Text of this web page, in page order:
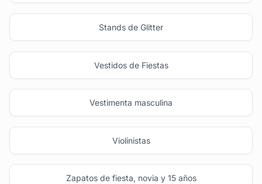
Stands de Glitter
Vestidos de Fiestas
Vestimenta masculina
Violinistas
Zapatos de fiesta, novia y 15 años